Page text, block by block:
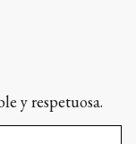
y respetuosa.